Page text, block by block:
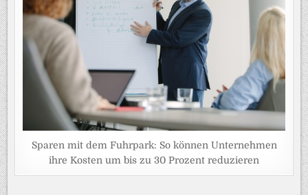
Sparen mit dem Fuhrpark: So können Unternehmen
ihre Kosten um bis zu 30 Prozent reduzieren